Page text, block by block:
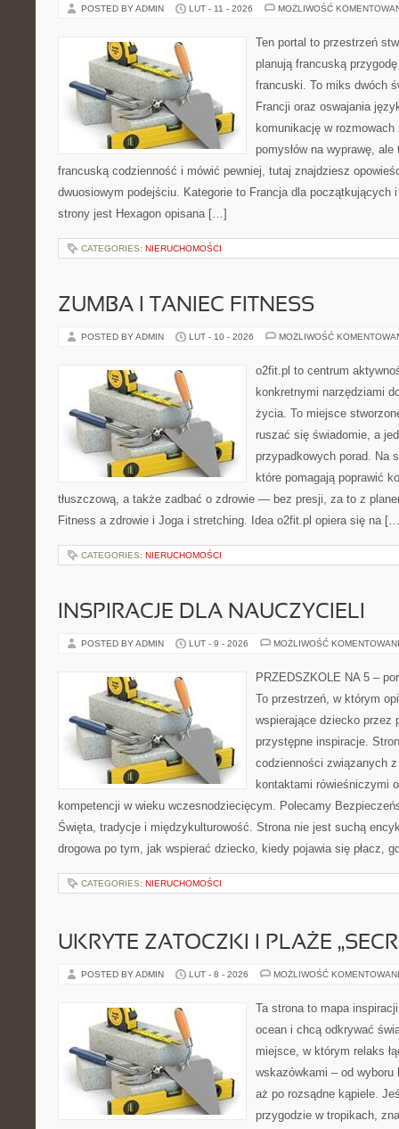
POSTED BY ADMIN LUT - 11 - 2026 MOŻLIWOŚĆ
Ten portal to przestrzeń
planują francuską
francuski. To miks dwóch
Francji oraz oswajania
komunikację w
pomysłów na wyprawę,
francuską codzienność i mówić pewniej, tutaj znajdziesz
dwuosiowym podejściu. Kategorie to Francja dla początkujących
strony jest Hexagon opisana […]
CATEGORIES: NIERUCHOMOŚCI
ZUMBA I TANIEC FITNESS
POSTED BY ADMIN LUT - 10 - 2026 MOŻLIWOŚĆ
o2fit.pl to centrum
konkretnymi narzędziami
życia. To miejsce
ruszać się świadomie, a
przypadkowych porad. Na
które pomagają poprawić
tłuszczową, a także zadbać o zdrowie — bez presji, za to z
Fitness a zdrowie i Joga i stretching. Idea o2fit.pl opiera się na
CATEGORIES: NIERUCHOMOŚCI
INSPIRACJE DLA NAUCZYCIELI
POSTED BY ADMIN LUT - 9 - 2026 MOŻLIWOŚĆ
PRZEDSZKOLE NA 5 –
To przestrzeń, w którym
wspierające dziecko przez
przystępne inspiracje.
codzienności związanych
kontaktami rówieśniczymi
kompetencji w wieku wczesnodziecięcym. Polecamy
Święta, tradycje i międzykulturowość. Strona nie jest suchą
drogowa po tym, jak wspierać dziecko, kiedy pojawia się płacz,
CATEGORIES: NIERUCHOMOŚCI
UKRYTE ZATOCZKI I PLAŻE
POSTED BY ADMIN LUT - 8 - 2026 MOŻLIWOŚĆ
Ta strona to mapa
ocean i chcą odkrywać
miejsce, w którym relaks
wskazówkami – od wyboru
aż po rozsądne kąpiele.
przygodzie w tropikach,